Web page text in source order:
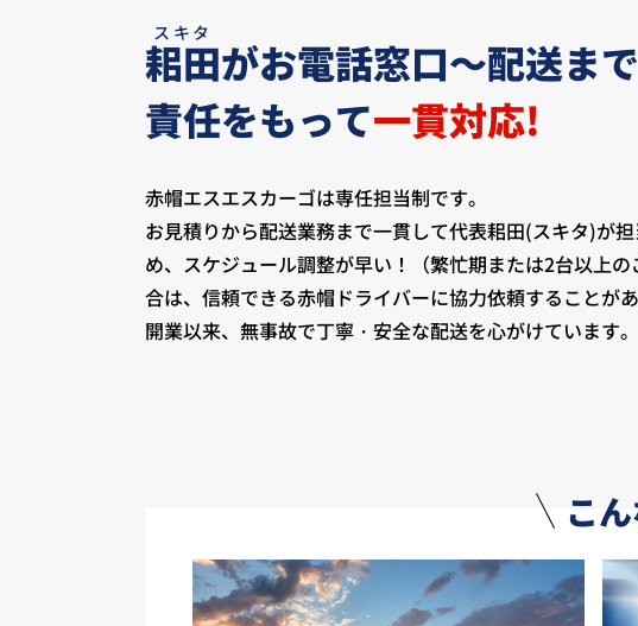
耜田
スキタ
がお電話窓口～配送まで
責任をもって一貫対応!
赤帽エスエスカーゴは専任担当制です。
お見積りから配送業務まで一貫して代表耜田(スキタ)が
め、スケジュール調整が早い！（繁忙期または2台以上の
合は、信頼できる赤帽ドライバーに協力依頼することがあ
開業以来、無事故で丁寧・安全な配送を心がけています。
こ